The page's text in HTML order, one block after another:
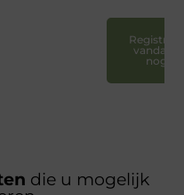
Registreer
vandaag
nog
die u mogelijk